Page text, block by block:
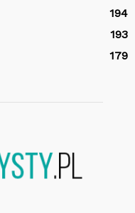
194
193
179